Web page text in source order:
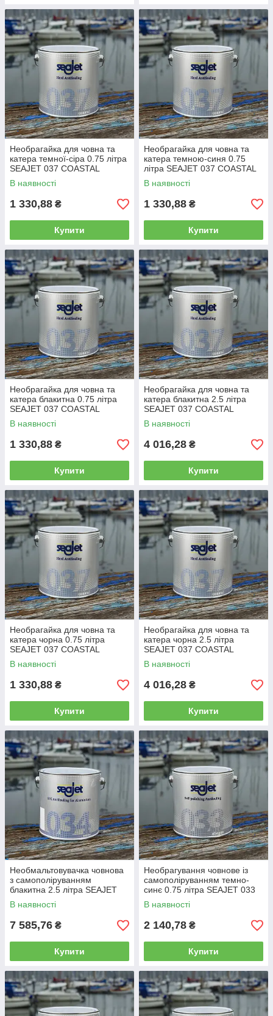
Необрагайка для човна та
катера темної-сіра 0.75 літра
SEAJET 037 COASTAL
В наявності
1 330,88 ₴
Купити
Необрагайка для човна та
катера темною-синя 0.75
літра SEAJET 037 COASTAL
В наявності
1 330,88 ₴
Купити
Необрагайка для човна та
катера блакитна 0.75 літра
SEAJET 037 COASTAL
В наявності
1 330,88 ₴
Купити
Необрагайка для човна та
катера блакитна 2.5 літра
SEAJET 037 COASTAL
В наявності
4 016,28 ₴
Купити
Необрагайка для човна та
катера чорна 0.75 літра
SEAJET 037 COASTAL
В наявності
1 330,88 ₴
Купити
Необрагайка для човна та
катера чорна 2.5 літра
SEAJET 037 COASTAL
В наявності
4 016,28 ₴
Купити
Необмальтовувачка човнова
з самополіруванням
блакитна 2.5 літра SEAJET
034 EMPEROR
В наявності
7 585,76 ₴
Купити
Необрагування човнове із
самополіруванням темно-
синє 0.75 літра SEAJET 033
SHOGUN
В наявності
2 140,78 ₴
Купити